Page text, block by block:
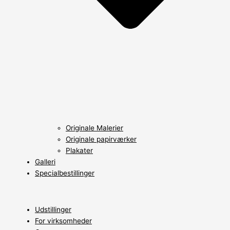
Originale Malerier
Originale papirværker
Plakater
Galleri
Specialbestillinger
Udstillinger
For virksomheder